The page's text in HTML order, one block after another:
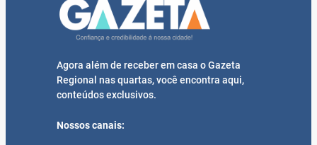
Agora além de receber em casa o Gazeta
Regional nas quartas, você encontra aqui,
conteúdos exclusivos.
Nossos canais: